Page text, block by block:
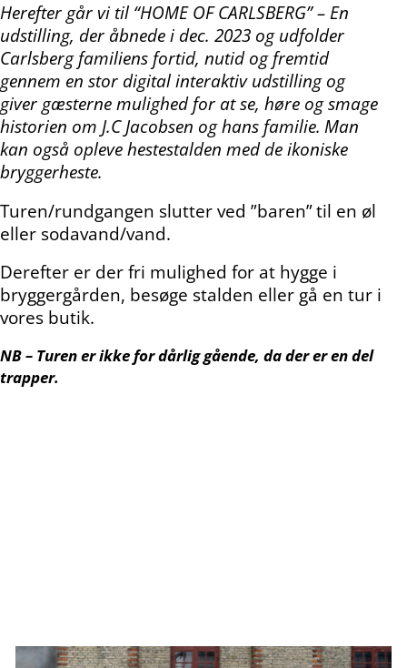
Herefter går vi til “HOME OF CARLSBERG” – En
udstilling, der åbnede i dec. 2023 og udfolder
Carlsberg familiens fortid, nutid og fremtid
gennem en stor digital interaktiv udstilling og
giver gæsterne mulighed for at se, høre og smage
historien om J.C Jacobsen og hans familie. Man
kan også opleve hestestalden med de ikoniske
bryggerheste.
Turen/rundgangen slutter ved ”baren”til en øl
eller sodavand/vand.
Derefter er der fri mulighed for at hygge i
bryggergården, besøge stalden eller gå en tur i
vores butik.
NB – Turen er ikke for dårlig gående, da der er en del
trapper.